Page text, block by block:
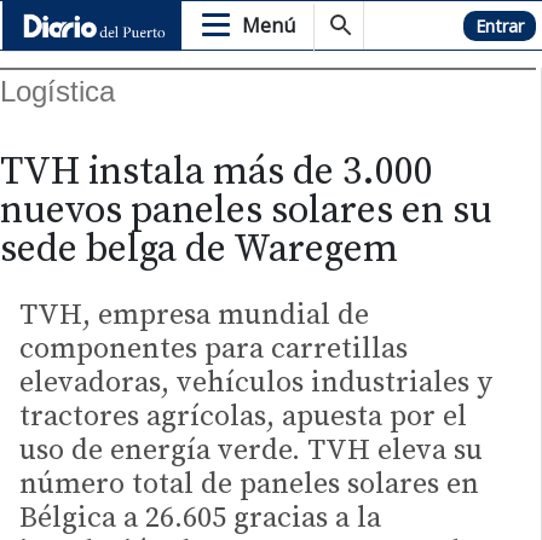
Menú Hemeroteca Entrar
Logística
TVH instala más de 3.000
nuevos paneles solares en su
sede belga de Waregem
TVH, empresa mundial de
componentes para carretillas
elevadoras, vehículos industriales y
tractores agrícolas, apuesta por el
uso de energía verde. TVH eleva su
número total de paneles solares en
Bélgica a 26.605 gracias a la